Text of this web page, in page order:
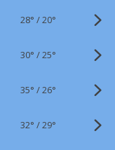
28° /20°
30° /25°
35° /26°
32° /29°